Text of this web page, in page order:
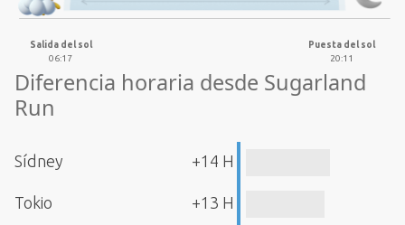
Salida del sol
06:17
Puesta del sol
20:11
Diferencia horaria desde Sugarland
Run
Sídney +14 H
Tokio +13 H